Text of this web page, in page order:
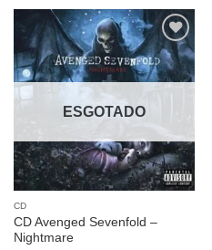
Adicionar
a lista de
desejos
ESGOTADO
CD
CD Avenged Sevenfold –
Nightmare